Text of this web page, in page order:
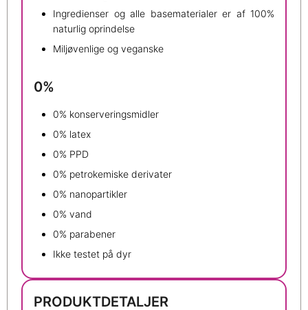
Ingredienser og alle basematerialer er af 100%
naturlig oprindelse
Miljøvenlige og veganske
0%
0% konserveringsmidler
0% latex
0% PPD
0% petrokemiske derivater
0% nanopartikler
0% vand
0% parabener
Ikke testet på dyr
PRODUKTDETALJER